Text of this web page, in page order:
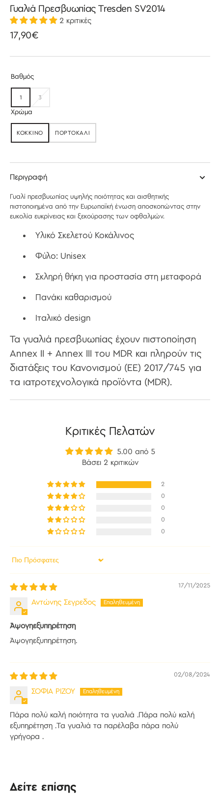
Γυαλιά Πρεσβυωπίας Tresden SV2014
2 κριτικές
Κανονική
17,90€
Βαθμός
1ΕΞΑΝΤΛΉΘΗΚΕ
3ΕΞΑΝΤΛΉΘΗΚΕ
Χρώμα
ΚΌΚΚΙΝΟΕΞΑΝΤΛΉΘΗΚΕΠΟΡΤΟΚΑΛΊΕΞΑΝΤΛΉΘΗΚΕ
Περιγραφή
Γυαλί πρεσβυωπίας υψηλής ποιότητας και αισθητικής
πιστοποιημένα από την Ευρωπαϊκή ένωση αποσκοπώντας στην
ευκολία ευκρίνειας και ξεκούρασης των οφθαλμών.
Υλικό Σκελετού Κοκάλινος
Φύλο: Unisex
Σκληρή θήκη για προστασία στη μεταφορά
Πανάκι καθαρισμού
Ιταλικό design
Τα γυαλιά πρεσβυωπίας έχουν πιστοποίηση
Annex II + Annex III του MDR και πληρούν τις
διατάξεις του Κανονισμού (ΕΕ) 2017/745 για
τα ιατροτεχνολογικά προϊόντα (MDR).
Κριτικές Πελατών
5.00 από 5
Βάσει 2 κριτικών
2
0
0
0
0
Sort by
17/11/2025
Αντώνης Σεγρεδος
Άψογηεξυπηρέτηση
Άψογηεξυπηρέτηση.
02/08/2024
ΣΟΦΙΑ ΡΙΖΟΥ
Πάρα πολύ καλή ποιότητα τα γυαλιά .Πάρα πολύ καλή
εξυπηρέτηση .Τα γυαλιά τα παρέλαβα πάρα πολύ
γρήγορα .
Δείτε επίσης